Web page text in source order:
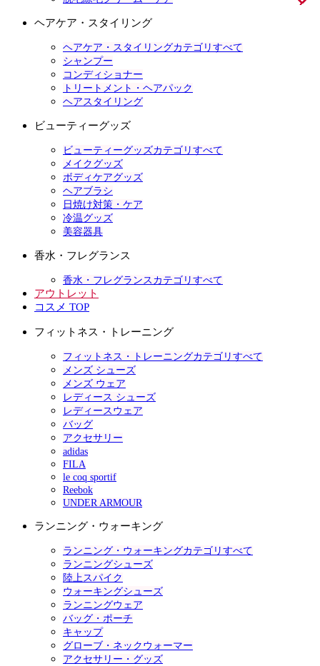
ヘアケア・スタイリング
ヘアケア・スタイリングカテゴリすべて
シャンプー
コンディショナー
トリートメント・ヘアパック
ヘアスタイリング
ビューティーグッズ
ビューティーグッズカテゴリすべて
メイクグッズ
ボディケアグッズ
ヘアブラシ
日焼け対策・ケア
冷温グッズ
美容器具
香水・フレグランス
香水・フレグランスカテゴリすべて
アウトレット
コスメ TOP
フィットネス・トレーニング
フィットネス・トレーニングカテゴリすべて
メンズ シューズ
メンズ ウェア
レディース シューズ
レディースウェア
バッグ
アクセサリー
adidas
FILA
le coq sportif
Reebok
UNDER ARMOUR
ランニング・ウォーキング
ランニング・ウォーキングカテゴリすべて
ランニングシューズ
陸上スパイク
ウォーキングシューズ
ランニングウェア
バッグ・ポーチ
キャップ
グローブ・ネックウォーマー
アクセサリー・グッズ